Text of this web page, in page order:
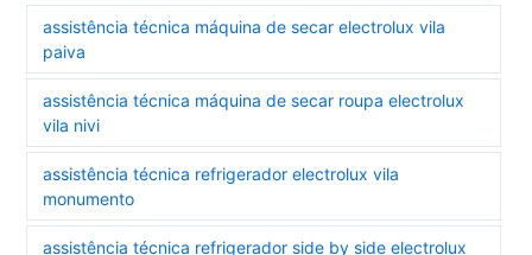
assistência técnica máquina de secar electrolux vila
paiva
assistência técnica máquina de secar roupa electrolux
vila nivi
assistência técnica refrigerador electrolux vila
monumento
assistência técnica refrigerador side by side electrolux